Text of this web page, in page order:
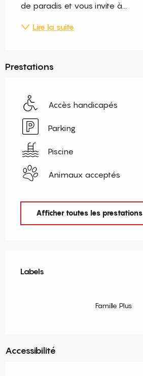
de paradis et vous invite à...
Lire la suite
Prestations
Accès handicapés
Parking
Piscine
Animaux acceptés
Afficher toutes les prestations
Labels
Labels
Famille Plus
Accessibilité